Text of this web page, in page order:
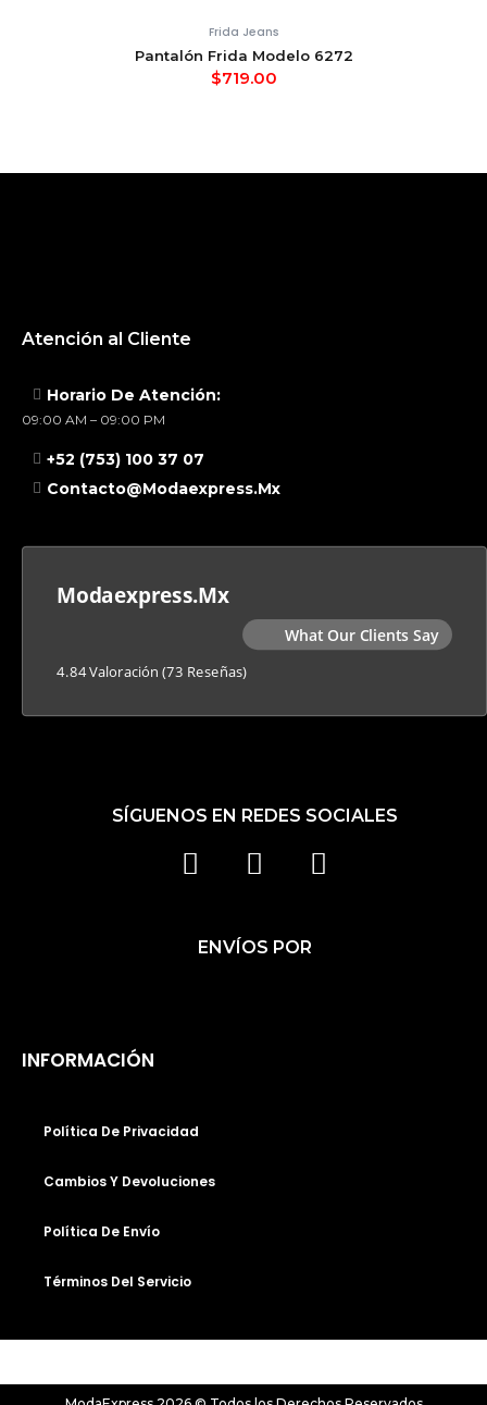
Frida Jeans
Pantalón Frida Modelo 6272
$719.00
INFORMACIÓN
Política De Privacidad
Cambios Y Devoluciones
Política De Envío
Términos Del Servicio
SÍGUENOS EN REDES SOCIALES
F
C
E
I
S
T
T
ENVÍOS POR
Atención al Cliente
Horario De Atención:
09:00 AM – 09:00 PM
+52 (753) 100 37 07
Contacto@modaexpress.mx
Modaexpress.mx
What Our Clients Say
4.84 Valoración (73 Reseñas)